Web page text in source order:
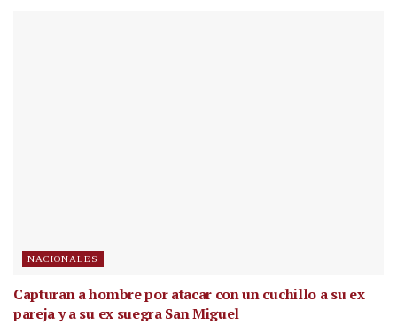
NACIONALES
Capturan a hombre por atacar con un cuchillo a su ex
pareja y a su ex suegra San Miguel